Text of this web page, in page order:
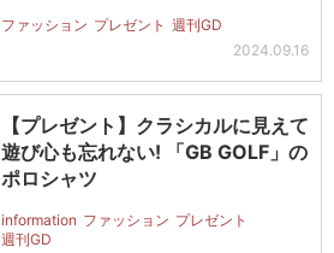
ファッション プレゼント 週刊GD
2024.09.16
【プレゼント】クラシカルに見えて
遊び心も忘れない! 「GB GOLF」の
ポロシャツ
information ファッション プレゼント
週刊GD